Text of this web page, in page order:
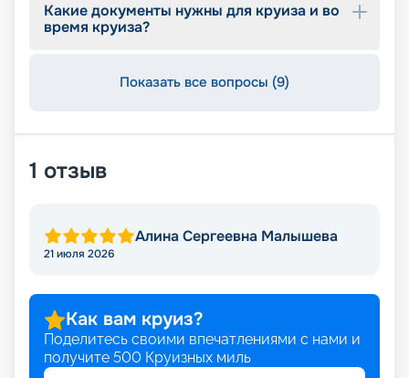
Какие документы нужны для круиза и во
время круиза?
Показать все вопросы (9)
1 отзыв
Алина Сергеевна Малышева
21 июля 2026
Как вам круиз?
Поделитесь своими впечатлениями с нами и
получите 500 Круизных миль